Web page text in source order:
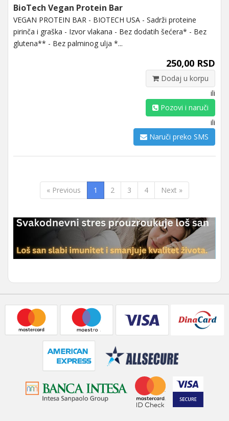
BioTech Vegan Protein Bar
VEGAN PROTEIN BAR - BIOTECH USA - Sadrži proteine
pirinča i graška - Izvor vlakana - Bez dodatih šećera* - Bez
glutena** - Bez palminog ulja *...
250,00 RSD
Dodaj u korpu
ili
Pozovi i naruči
ili
Naruči preko SMS
« Previous 1 2 3 4 Next »